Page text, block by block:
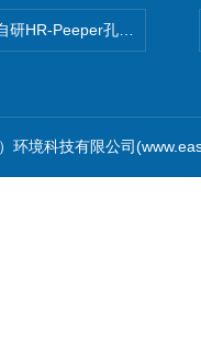
研HR-Peeper孔隙水采样器
环境科技有限公司